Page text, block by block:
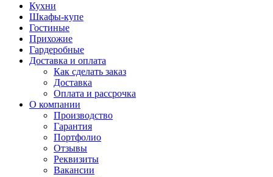
Кухни
Шкафы-купе
Гостиные
Прихожие
Гардеробные
Доставка и оплата
Как сделать заказ
Доставка
Оплата и рассрочка
О компании
Производство
Гарантия
Портфолио
Отзывы
Реквизиты
Вакансии